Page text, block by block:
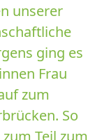
unserer
ging es
Frau
zum
So
Teil zum